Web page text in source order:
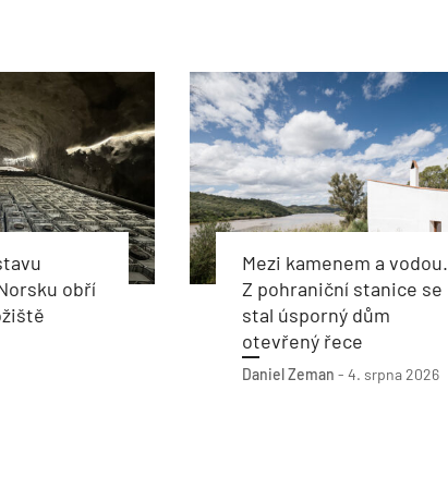
obří
Mezi kamenem a vodou.
Z pohraniční stanice se
stal úsporný dům
otevřený řece
Daniel Zeman -4. srpna 2026